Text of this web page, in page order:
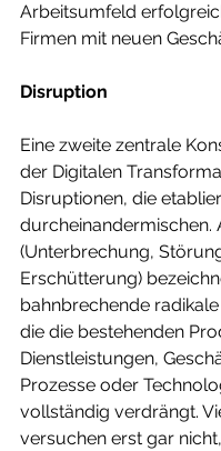
Arbeitsumfeld
Firmen mit neuen
Disruption
Eine zweite zentrale
der Digitalen
Disruptionen, die
durcheinandermischen.
(Unterbrechung,
Erschütterung)
bahnbrechende
die die bestehenden
Dienstleistungen,
Prozesse oder
vollständig verdrängt.
versuchen erst gar